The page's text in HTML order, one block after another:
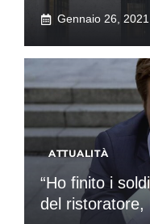
Gennaio 26, 2021
ATTUALITÀ
“Ho finito i
del ristoratore,